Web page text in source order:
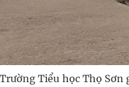
Tiểu học Thọ